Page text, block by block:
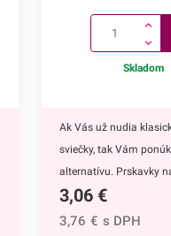
Skladom
Ak Vás už nudia
sviečky, tak Vám
alternatívu. Prskavky
hviezdičky a srdiečka
mimoriadne efektným
3,06 €
3,76 € s DPH